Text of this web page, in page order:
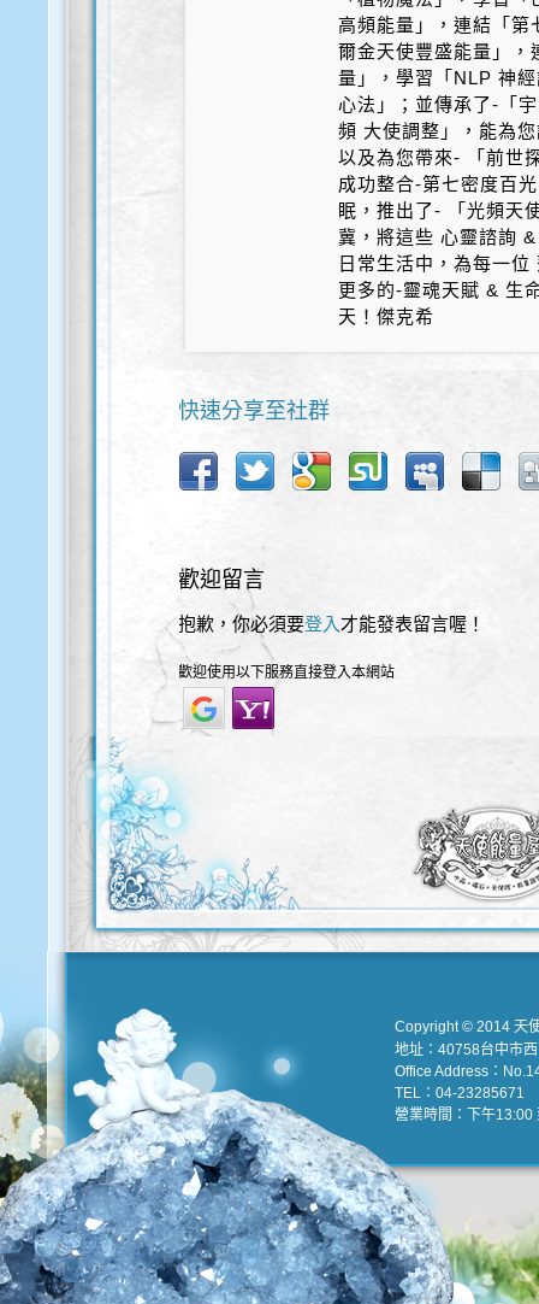
高頻能量」，連結「第
爾金天使豐盛能量」，
量」，學習「NLP 神
心法」；並傳承了-「
頻 大使調整」，能為
以及為您帶來- 「前世
成功整合-第七密度百
眠，推出了- 「光頻天
冀，將這些 心靈諮詢
日常生活中，為每一
更多的-靈魂天賦 & 生
天！傑克希
快速分享至社群
歡迎留言
抱歉，你必須要登入 才能發表留言喔！
歡迎使用以下服務直接登入本網站
Copyright © 2014 天
地址：40758台中市
Office Address：
TEL：04-23285671
營業時間：下午13:00